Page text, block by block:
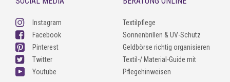
Instagram
Facebook
Pinterest
Twitter
Youtube
Textilpflege
Sonnenbrillen & UV-Schutz
Geldbörse richtig organisieren
Textil-/ Material-Guide mit
Pflegehinweisen